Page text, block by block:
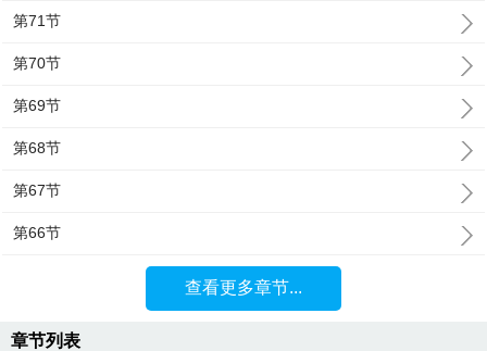
第71节
第70节
第69节
第68节
第67节
第66节
查看更多章节...
章节列表